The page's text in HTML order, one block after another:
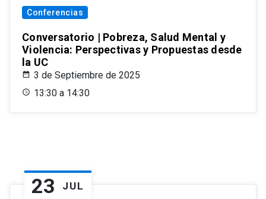
Conferencias
Conversatorio | Pobreza, Salud Mental y
Violencia: Perspectivas y Propuestas desde
la UC
3 de Septiembre de 2025
13:30 a 14:30
23 JUL